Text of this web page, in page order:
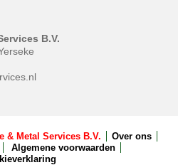
B.V.
& Metal Services B.V.
Over ons
Algemene voorwaarden